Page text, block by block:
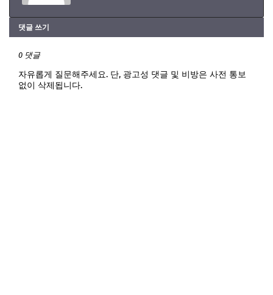
댓글 쓰기
0 댓글
자유롭게 질문해주세요. 단, 광고성 댓글 및 비방은 사전 통보
없이 삭제됩니다.